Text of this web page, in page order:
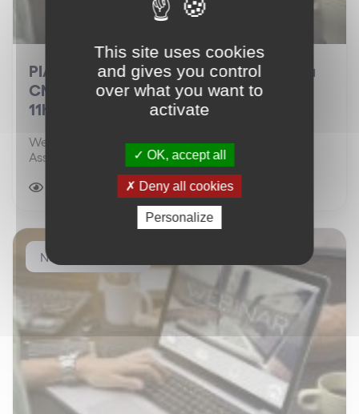
PIA : Fin de la dispense annoncée par la
CNIL, où en êtes-vous ? – 4 mai 2021 à
11h00
Webinar organisé par Mission RGPD et Simon
Associés Le cabinet Simon Associés et son
partenaire Mission RGPD organisent un webinar
le mardi 4 mai 2021 à 11h00 sur le thème : « PIA : Fin
de la dispense annoncée par la CNIL, où en…
1 minute(s) de lecture
Nos évènements
This site uses cookies
and gives you control
over what you want to
activate
OK, accept all
Deny all cookies
Personalize